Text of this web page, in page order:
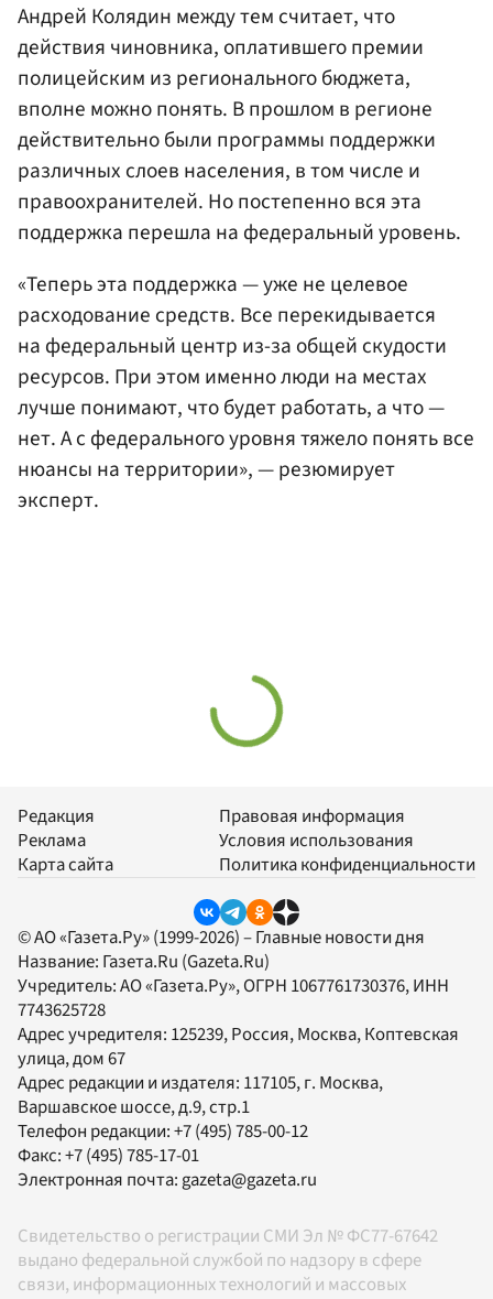
Андрей Колядин между тем считает, что
действия чиновника, оплатившего премии
полицейским из регионального бюджета,
вполне можно понять. В прошлом в регионе
действительно были программы поддержки
различных слоев населения, в том числе и
правоохранителей. Но постепенно вся эта
поддержка перешла на федеральный уровень.
«Теперь эта поддержка — уже не целевое
расходование средств. Все перекидывается
на федеральный центр из-за общей скудости
ресурсов. При этом именно люди на местах
лучше понимают, что будет работать, а что —
нет. А с федерального уровня тяжело понять все
нюансы на территории», — резюмирует
эксперт.
Редакция
Реклама
Карта сайта
Правовая информация
Условия использования
Политика конфиденциальности
© АО «Газета.Ру» (1999-2026) – Главные новости дня
Название: Газета.Ru (Gazeta.Ru)
Учредитель:АО «Газета.Ру», ОГРН 1067761730376, ИНН
7743625728
Адрес учредителя: 125239, Россия, Москва, Коптевская
улица, дом 67
Адрес редакции и издателя: 117105, г. Москва,
Варшавское шоссе, д.9, стр.1
Телефон редакции:+7 (495) 785-00-12
Факс:+7 (495) 785-17-01
Электронная почта: gazeta@gazeta.ru
Свидетельство о регистрации СМИ Эл № ФС77-67642
выдано федеральной службой по надзору в сфере
связи, информационных технологий и массовых